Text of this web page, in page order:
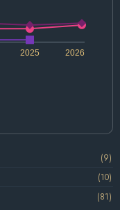
2026
2025
(9)
(10)
(81)